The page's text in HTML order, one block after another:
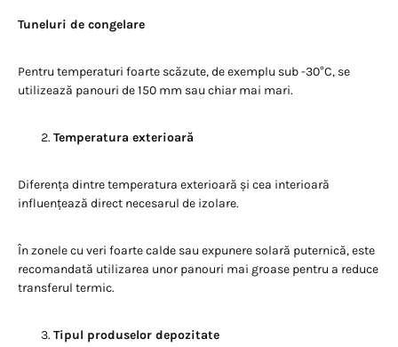
Tuneluri de congelare
Pentru temperaturi foarte scăzute, de exemplu sub -30°C, se
utilizează panouri de 150 mm sau chiar mai mari.
Temperatura exterioară
Diferența dintre temperatura exterioară și cea interioară
influențează direct necesarul de izolare.
În zonele cu veri foarte calde sau expunere solară puternică, este
recomandată utilizarea unor panouri mai groase pentru a reduce
transferul termic.
Tipul produselor depozitate